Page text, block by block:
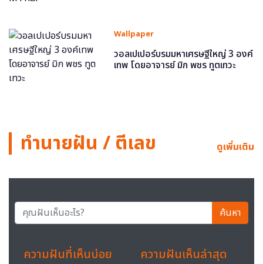
Wallpaper
วอลเปเปอร์บรมมหาเศรษฐีใหญ่ 3 องค์
เทพ โดยอาจารย์ มิก พชร ทูตเทวะ
ทำนายฝัน / ตีเลข ดูเพิ่มเติม
ค้นหา
ความฝันที่เห็นบ่อย ความฝันเห็นล่าสุด